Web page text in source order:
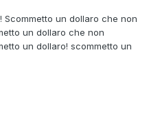
Scommetto un dollaro che non
un dollaro che non
un dollaro! scommetto un